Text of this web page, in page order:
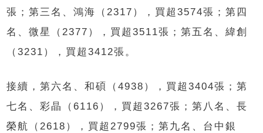
張；第三名、鴻海（2317），買超3574張；第四
名、微星（2377），買超3511張；第五名、緯創
（3231），買超3412張。
接續，第六名、和碩（4938），買超3404張；第
七名、彩晶（6116），買超3267張；第八名、長
榮航（2618），買超2799張；第九名、台中銀